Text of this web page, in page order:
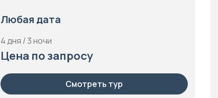
Любая дата
4 дня / 3 ночи
Цена по запросу
Смотреть тур